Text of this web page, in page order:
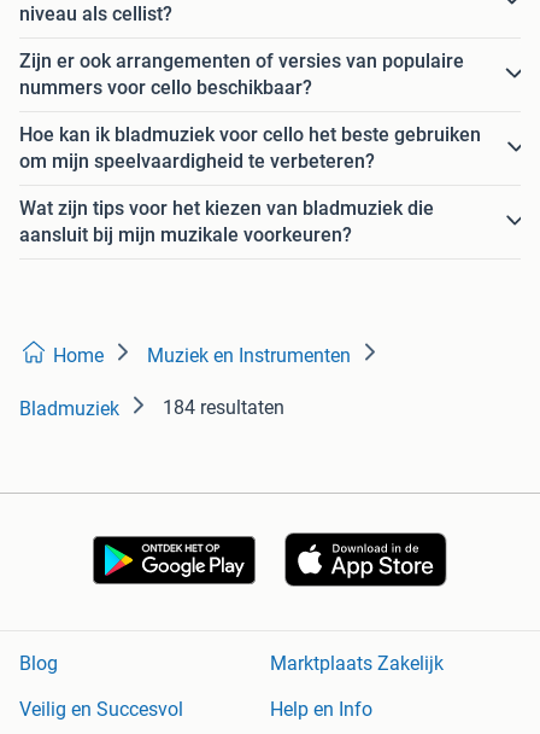
niveau als cellist?
Zijn er ook arrangementen of versies van populaire
nummers voor cello beschikbaar?
Hoe kan ik bladmuziek voor cello het beste gebruiken
om mijn speelvaardigheid te verbeteren?
Wat zijn tips voor het kiezen van bladmuziek die
aansluit bij mijn muzikale voorkeuren?
Home Muziek en Instrumenten
Bladmuziek 184 resultaten
Blog
Marktplaats Zakelijk
Veilig en Succesvol
Help en Info